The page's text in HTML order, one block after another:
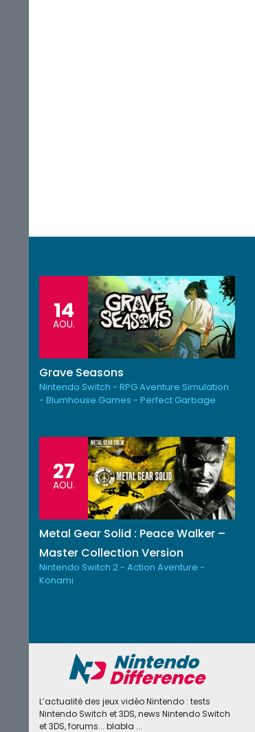
14
AOU.
Grave Seasons
Nintendo Switch - RPG Aventure Simulation
- Blumhouse Games - Perfect Garbage
27
AOU.
Metal Gear Solid : Peace Walker –
Master Collection Version
Nintendo Switch 2 - Action Aventure -
Konami
L’actualité des jeux vidéo Nintendo : tests
Nintendo Switch et 3DS, news Nintendo Switch
et 3DS, forums... blabla ...